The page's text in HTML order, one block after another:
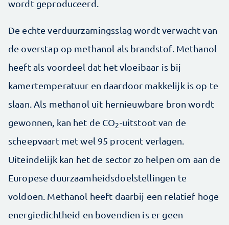
wordt geproduceerd.
De echte verduurzamingsslag wordt verwacht van
de overstap op methanol als brandstof. Methanol
heeft als voordeel dat het vloeibaar is bij
kamertemperatuur en daardoor makkelijk is op te
slaan. Als methanol uit hernieuwbare bron wordt
gewonnen, kan het de CO2-uitstoot van de
scheepvaart met wel 95 procent verlagen.
Uiteindelijk kan het de sector zo helpen om aan de
Europese duurzaamheidsdoelstellingen te
voldoen. Methanol heeft daarbij een relatief hoge
energiedichtheid en bovendien is er geen